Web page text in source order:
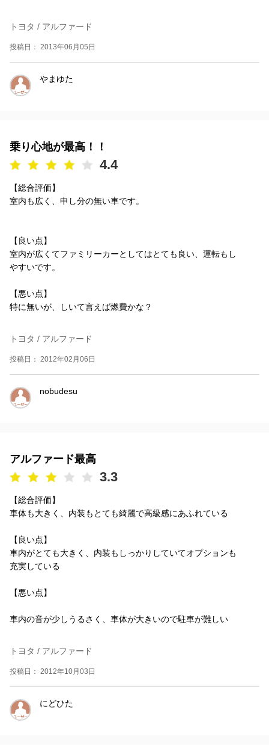
トヨタ / アルファード
投稿日： 2013年06月05日
やまゆた
乗り心地が最高！！
4.4
【総合評価】
室内も広く、申し分の無い車です。
【良い点】
室内が広くてファミリーカーとしてはとても良い、運転もし
やすいです。
【悪い点】
特に無いが、しいて言えば燃費かな？
トヨタ / アルファード
投稿日： 2012年02月06日
nobudesu
アルファード最高
3.3
【総合評価】
車体も大きく、内装もとても綺麗で高級感にあふれている
【良い点】
車内がとても大きく、内装もしっかりしていてオプションも
充実している
【悪い点】
車内の音が少しうるさく、車体が大きいので駐車が難しい
トヨタ / アルファード
投稿日： 2012年10月03日
にどひた